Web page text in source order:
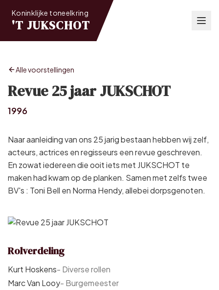
Koninklijke toneelkring
'T JUKSCHOT
Alle voorstellingen
Revue 25 jaar JUKSCHOT
1996
Naar aanleiding van ons 25 jarig bestaan hebben wij zelf,
acteurs, actrices en regisseurs een revue geschreven.
En zowat iedereen die ooit iets met JUKSCHOT te
maken had kwam op de planken. Samen met zelfs twee
BV's : Toni Bell en Norma Hendy, allebei dorpsgenoten.
Rolverdeling
Kurt Hoskens- Diverse rollen
Marc Van Looy- Burgemeester